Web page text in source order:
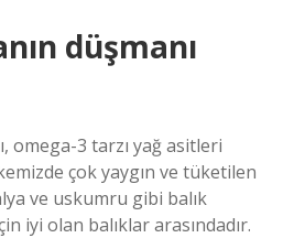
düşmanı
omega-3 tarzı yağ asitleri
çok yaygın ve tüketilen
ve uskumru gibi balık
iyi olan balıklar arasındadır.